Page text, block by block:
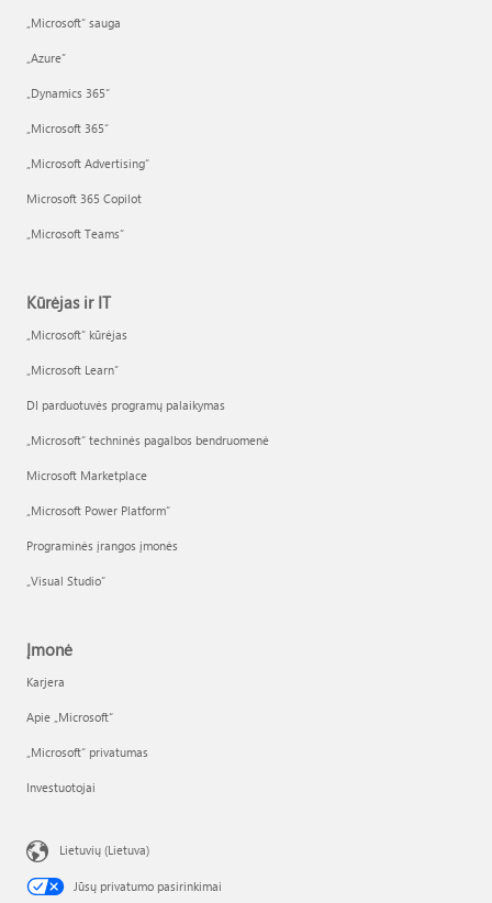
„Microsoft“ sauga
„Azure”
„Dynamics 365“
„Microsoft 365“
„Microsoft Advertising“
Microsoft 365 Copilot
„Microsoft Teams“
Kūrėjas ir IT
„Microsoft“ kūrėjas
„Microsoft Learn“
DI parduotuvės programų palaikymas
„Microsoft“ techninės pagalbos bendruomenė
Microsoft Marketplace
„Microsoft Power Platform“
Programinės įrangos įmonės
„Visual Studio“
Įmonė
Karjera
Apie „Microsoft“
„Microsoft“ privatumas
Investuotojai
Lietuvių (Lietuva)
Jūsų privatumo pasirinkimai